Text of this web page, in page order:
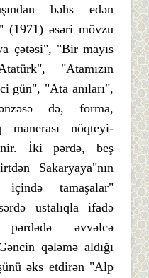
bəhs edən
(1971) əsəri mövzu
çətəsi", "Bir mayıs
"Atamızın
gün", "Ata anıları",
də, forma,
manerası nöqteyi-
İki pərdə, beş
Sakaryaya"nın
içində tamaşalar"
ustalıqla ifadə
əvvəlcə
qələmə aldığı
əks etdirən "Alp